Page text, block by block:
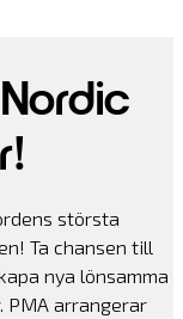
största
Ta chansen till
nya lönsamma
PMA arrangerar